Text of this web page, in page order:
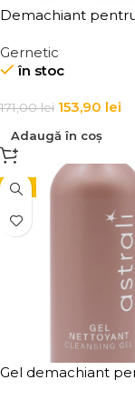
Demachiant
Douceur All Skin
Make-Up Remover
Gernetic
în stoc
171,00lei 153,90 lei
Adaugă în coș
-5%
Gel demachiant